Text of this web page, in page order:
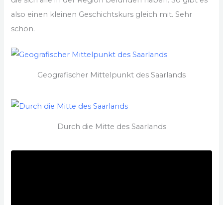
also einen kleinen Geschichtskurs gleich mit. Sehr
schön.
Geografischer Mittelpunkt des Saarlands
Durch die Mitte des Saarlands